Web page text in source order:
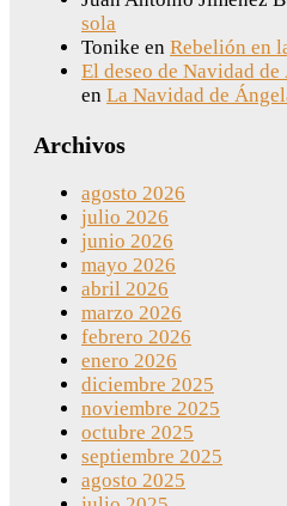
sola
Tonike en Rebelión en
El deseo de Navidad
en La Navidad de
Archivos
agosto 2026
julio 2026
junio 2026
mayo 2026
abril 2026
marzo 2026
febrero 2026
enero 2026
diciembre 2025
noviembre 2025
octubre 2025
septiembre 2025
agosto 2025